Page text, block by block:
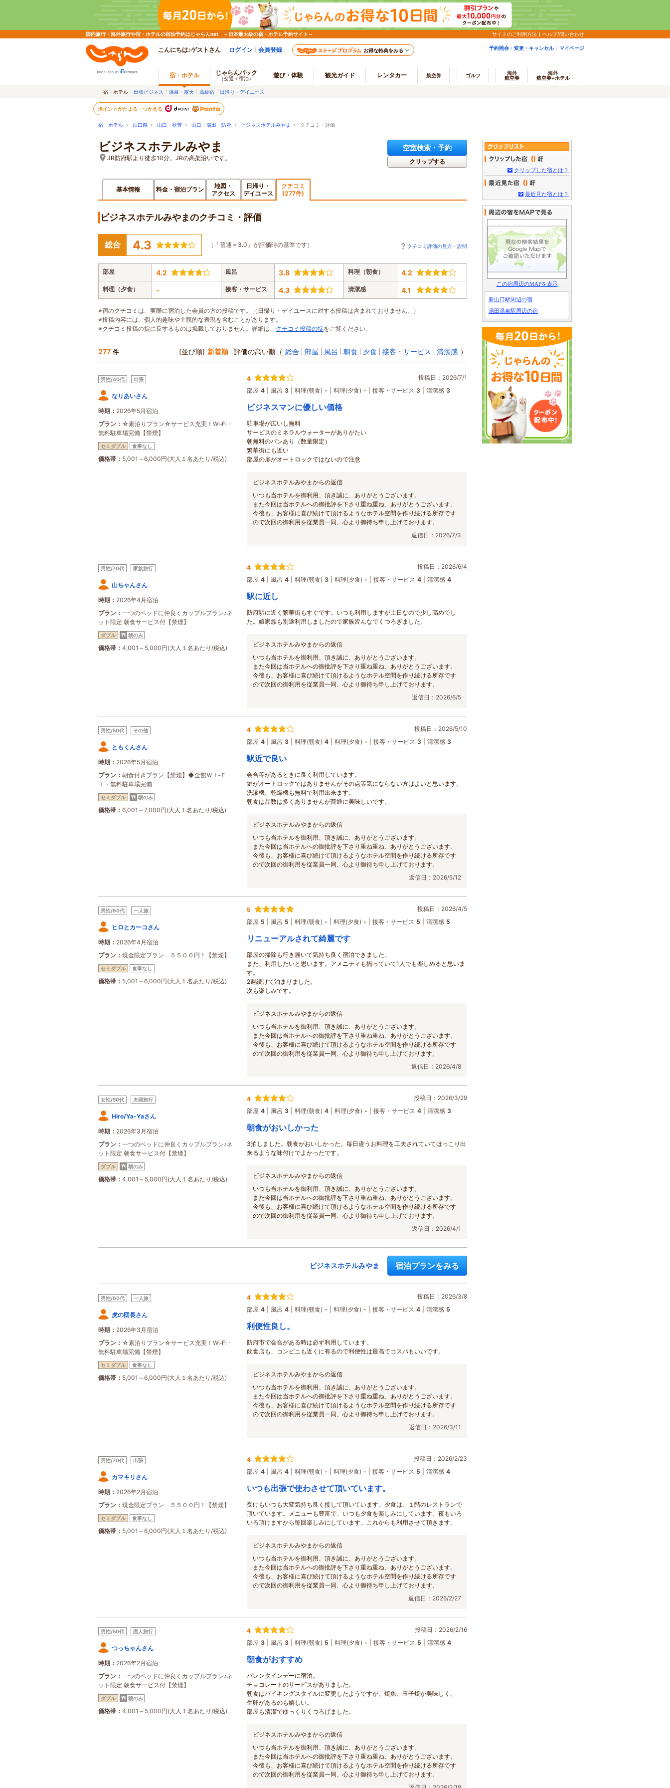
国内旅行・海外旅行や宿・ホテルの宿泊予約はじゃらんnet ～日本最大級の宿・ホテル予約サイト～ サイトのご利用方法 ヘルプ/問い合わせ
こんにちは♪ゲストさん ログイン 会員登録 お得な特典をみる 予約照会・変更・キャンセル マイページ
宿・ホテル じゃらんパック
（交通＋宿泊） 遊び・体験 観光ガイド レンタカー 航空券 ゴルフ
海外
航空券
海外
航空券+ホテル
宿・ホテル 出張ビジネス 温泉・露天 高級宿 日帰り・デイユース
ポイントがたまる・つかえる
宿・ホテル > 山口県 > 山口・秋芳 > 山口・湯田・防府 > ビジネスホテルみやま > クチコミ・評価
ビジネスホテルみやま
JR防府駅より徒歩10分。JRの高架沿いです。
空室検索・予約
クリップする
基本情報 料金・宿泊プラン
地図・
アクセス
日帰り・
デイユース
クチコミ
(277件)
ビジネスホテルみやまのクチコミ・評価
総合 4.3 （「普通＝3.0」が評価時の基準です） クチコミ評価の見方・説明
部屋 4.2 風呂 3.8 料理（朝食） 4.2
料理（夕食） - 接客・サービス 4.3 清潔感 4.1
※宿のクチコミは、実際に宿泊した会員の方の投稿です。（日帰り・デイユースに対する投稿は含まれておりません。）
※投稿内容には、個人的趣味や主観的な表現を含むことがあります。
※クチコミ投稿の掟に反するものは掲載しておりません。詳細は、 クチコミ投稿の掟をご覧ください。
277 件 [並び順] 新着順 評価の高い順 （ 総合 部屋 風呂 朝食 夕食 接客・サービス 清潔感 ）
男性/40代 出張
なりあいさん
時期
2026年5月宿泊
プラン
☆素泊りプラン☆サービス充実！Wi‐Fi・
無料駐車場完備【禁煙】
セミダブル 食事なし
価格帯 5,001～6,000円(大人１名あたり/税込)
4
投稿日：2026/7/1
部屋 4 風呂 3 料理(朝食) - 料理(夕食) - 接客・サービス 3 清潔感 3
ビジネスマンに優しい価格
駐車場が広いし無料
サービスのミネラルウォーターがありがたい
朝無料のパンあり（数量限定）
繁華街にも近い
部屋の扉がオートロックではないので注意
ビジネスホテルみやまからの返信
いつも当ホテルを御利用、頂き誠に、ありがとうございます。
また今回は当ホテルへの御批評を下さり重ね重ね、ありがとうございます。
今後も、お客様に喜び続けて頂けるようなホテル空間を作り続ける所存です
ので次回の御利用を従業員一同、心より御待ち申し上げております。
返信日：2026/7/3
男性/70代 家族旅行
山ちゃんさん
時期
2026年4月宿泊
プラン
一つのベッドに仲良くカップルプラン♪ネ
ット限定 朝食サービス付【禁煙】
ダブル 朝のみ
価格帯 4,001～5,000円(大人１名あたり/税込)
4
投稿日：2026/6/4
部屋 4 風呂 4 料理(朝食) 3 料理(夕食) - 接客・サービス 4 清潔感 4
駅に近し
防府駅に近く繁華街もすぐです。いつも利用しますが土日なので少し高めでし
た。娘家族も別途利用しましたので家族皆んなでくつろぎました。
ビジネスホテルみやまからの返信
いつも当ホテルを御利用、頂き誠に、ありがとうございます。
また今回は当ホテルへの御批評を下さり重ね重ね、ありがとうございます。
今後も、お客様に喜び続けて頂けるようなホテル空間を作り続ける所存です
ので次回の御利用を従業員一同、心より御待ち申し上げております。
返信日：2026/6/5
男性/50代 その他
ともくんさん
時期
2026年5月宿泊
プラン
朝食付きプラン【禁煙】◆全館Ｗｉ‐Ｆ
ｉ・無料駐車場完備
セミダブル 朝のみ
価格帯 6,001～7,000円(大人１名あたり/税込)
4
投稿日：2026/5/10
部屋 4 風呂 3 料理(朝食) 4 料理(夕食) - 接客・サービス 3 清潔感 3
駅近で良い
会合等があるときに良く利用しています。
鍵がオートロックではありませんがその点等気にならない方はよいと思います。
洗濯機、乾燥機も無料で利用出来ます。
朝食は品数は多くありませんが普通に美味しいです。
ビジネスホテルみやまからの返信
いつも当ホテルを御利用、頂き誠に、ありがとうございます。
また今回は当ホテルへの御批評を下さり重ね重ね、ありがとうございます。
今後も、お客様に喜び続けて頂けるようなホテル空間を作り続ける所存です
ので次回の御利用を従業員一同、心より御待ち申し上げております。
返信日：2026/5/12
男性/60代 一人旅
ヒロとカーコさん
時期
2026年4月宿泊
プラン
現金限定プラン ５５００円！【禁煙】
セミダブル 食事なし
価格帯 5,001～6,000円(大人１名あたり/税込)
5
投稿日：2026/4/5
部屋 5 風呂 5 料理(朝食) - 料理(夕食) - 接客・サービス 5 清潔感 5
リニューアルされて綺麗です
部屋の掃除も行き届いて気持ち良く宿泊できました。
また、利用したいと思います。アメニティも揃っていて1人でも楽しめると思いま
す。
2週続けて泊まりました。
次も楽しみです。
ビジネスホテルみやまからの返信
いつも当ホテルを御利用、頂き誠に、ありがとうございます。
また今回は当ホテルへの御批評を下さり重ね重ね、ありがとうございます。
今後も、お客様に喜び続けて頂けるようなホテル空間を作り続ける所存です
ので次回の御利用を従業員一同、心より御待ち申し上げております。
返信日：2026/4/8
女性/50代 夫婦旅行
Hiro/Ya-Yaさん
時期
2026年3月宿泊
プラン
一つのベッドに仲良くカップルプラン♪ネ
ット限定 朝食サービス付【禁煙】
ダブル 朝のみ
価格帯 4,001～5,000円(大人１名あたり/税込)
4
投稿日：2026/3/29
部屋 4 風呂 3 料理(朝食) 4 料理(夕食) - 接客・サービス 4 清潔感 3
朝食がおいしかった
3泊しました。朝食がおいしかった。毎日違うお料理を工夫されていてほっこり出
来るような味付けでよかったです。
ビジネスホテルみやまからの返信
いつも当ホテルを御利用、頂き誠に、ありがとうございます。
また今回は当ホテルへの御批評を下さり重ね重ね、ありがとうございます。
今後も、お客様に喜び続けて頂けるようなホテル空間を作り続ける所存です
ので次回の御利用を従業員一同、心より御待ち申し上げております。
返信日：2026/4/1
ビジネスホテルみやま 宿泊プランをみる
男性/60代 一人旅
虎の団長さん
時期
2026年3月宿泊
プラン
☆素泊りプラン☆サービス充実！Wi‐Fi・
無料駐車場完備【禁煙】
セミダブル 食事なし
価格帯 5,001～6,000円(大人１名あたり/税込)
4
投稿日：2026/3/8
部屋 4 風呂 4 料理(朝食) - 料理(夕食) - 接客・サービス 4 清潔感 5
利便性良し。
防府市で会合がある時は必ず利用しています。
飲食店も、コンビニも近くに有るので利便性は最高でコスパもいいです。
ビジネスホテルみやまからの返信
いつも当ホテルを御利用、頂き誠に、ありがとうございます。
また今回は当ホテルへの御批評を下さり重ね重ね、ありがとうございます。
今後も、お客様に喜び続けて頂けるようなホテル空間を作り続ける所存です
ので次回の御利用を従業員一同、心より御待ち申し上げております。
返信日：2026/3/11
男性/70代 出張
カマキリさん
時期
2026年2月宿泊
プラン
現金限定プラン ５５００円！【禁煙】
セミダブル 食事なし
価格帯 5,001～6,000円(大人１名あたり/税込)
4
投稿日：2026/2/23
部屋 4 風呂 4 料理(朝食) - 料理(夕食) - 接客・サービス 5 清潔感 4
いつも出張で使わさせて頂いています。
受けもいつも大変気持ち良く接して頂いています。夕食は、１階のレストランで
頂いています。メニューも豊富で、いつも夕食を楽しみにしています。夜もいろ
いろ頂けますから毎回楽しみにしています。これからも利用させて頂きます。
ビジネスホテルみやまからの返信
いつも当ホテルを御利用、頂き誠に、ありがとうございます。
また今回は当ホテルへの御批評を下さり重ね重ね、ありがとうございます。
今後も、お客様に喜び続けて頂けるようなホテル空間を作り続ける所存です
ので次回の御利用を従業員一同、心より御待ち申し上げております。
返信日：2026/2/27
男性/50代 恋人旅行
つっちゃんさん
時期
2026年2月宿泊
プラン
一つのベッドに仲良くカップルプラン♪ネ
ット限定 朝食サービス付【禁煙】
ダブル 朝のみ
価格帯 4,001～5,000円(大人１名あたり/税込)
4
投稿日：2026/2/16
部屋 3 風呂 3 料理(朝食) 5 料理(夕食) - 接客・サービス 5 清潔感 4
朝食がおすすめ
バレンタインデーに宿泊。
チョコレートのサービスがありました。
朝食はバイキングスタイルに変更したようですが。焼魚、玉子焼が美味しく。
生卵があるのも嬉しい。
部屋も清潔でゆっくりくつろげました。
ビジネスホテルみやまからの返信
いつも当ホテルを御利用、頂き誠に、ありがとうございます。
また今回は当ホテルへの御批評を下さり重ね重ね、ありがとうございます。
今後も、お客様に喜び続けて頂けるようなホテル空間を作り続ける所存です
ので次回の御利用を従業員一同、心より御待ち申し上げております。
0
クリップした宿とは？
0
最近見た宿とは？
この宿周辺のMAPを表示
新山口駅周辺の宿
湯田温泉駅周辺の宿